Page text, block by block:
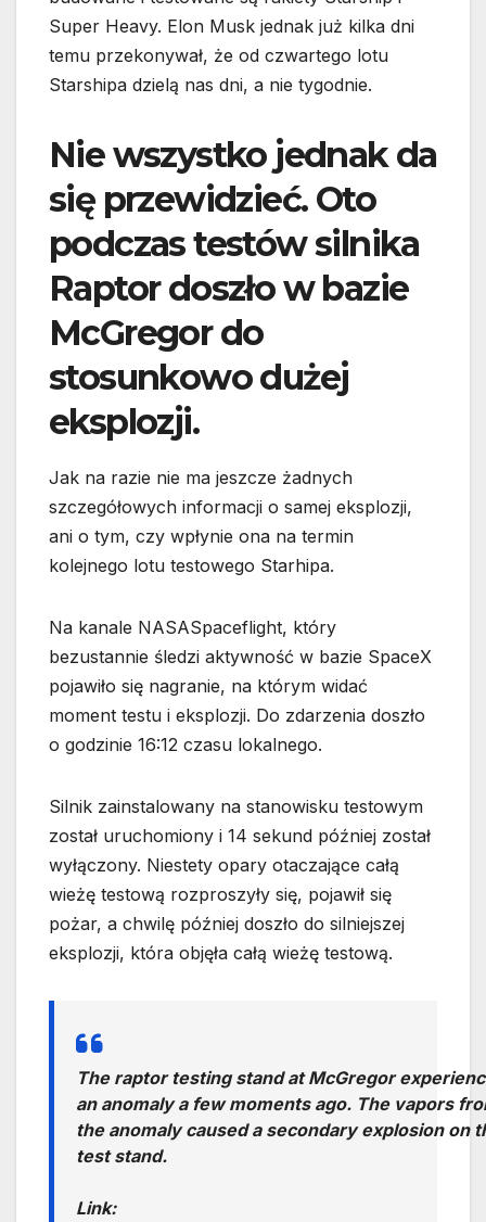
Super Heavy. Elon Musk jednak już kilka dni
temu przekonywał, że od czwartego lotu
Starshipa dzielą nas dni, a nie tygodnie.
Nie wszystko jednak da
się przewidzieć. Oto
podczas testów silnika
Raptor doszło w bazie
McGregor do
stosunkowo dużej
eksplozji.
Jak na razie nie ma jeszcze żadnych
szczegółowych informacji o samej eksplozji,
ani o tym, czy wpłynie ona na termin
kolejnego lotu testowego Starhipa.
Na kanale NASASpaceflight, który
bezustannie śledzi aktywność w bazie SpaceX
pojawiło się nagranie, na którym widać
moment testu i eksplozji. Do zdarzenia doszło
o godzinie 16:12 czasu lokalnego.
Silnik zainstalowany na stanowisku testowym
został uruchomiony i 14 sekund później został
wyłączony. Niestety opary otaczające całą
wieżę testową rozproszyły się, pojawił się
pożar, a chwilę później doszło do silniejszej
eksplozji, która objęła całą wieżę testową.
The raptor testing stand at McGregor
an anomaly a few moments ago. The vapors
the anomaly caused a secondary explosion on
test stand.
Link: